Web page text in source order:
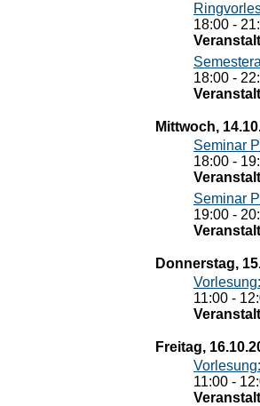
18:00 -
18:00 -
Mittwoch,
Seminar
18:00 -
Seminar
19:00 -
Donnerstag,
11:00 -
Freitag,
11:00 -